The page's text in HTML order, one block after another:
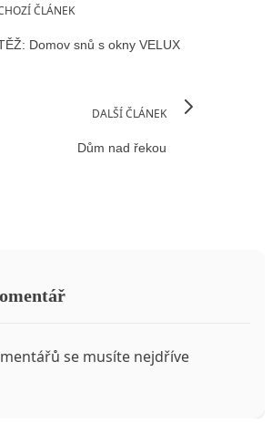
ČLÁNEK
Domov snů s okny VELUX
DALŠÍ ČLÁNEK
Dům nad řekou
se musíte nejdříve